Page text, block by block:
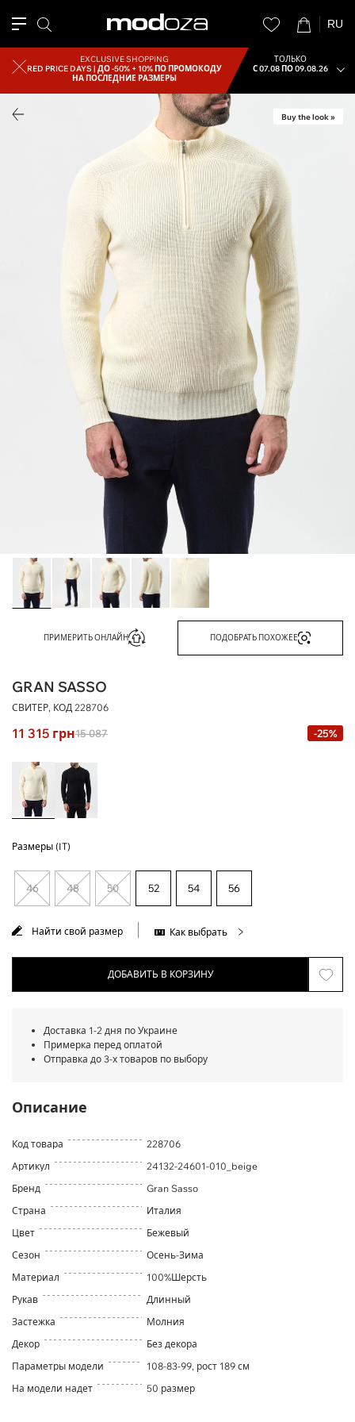
RU
EXCLUSIVE SHOPPING
RED PRICE DAYS |ДО -50% + 10% ПО ПРОМОКОДУ
НА ПОСЛЕДНИЕ РАЗМЕРЫ
ТОЛЬКО
С 07.08 ПО 09.08.26
Buy the look »
ПРИМЕРИТЬ ОНЛАЙН ПОДОБРАТЬ ПОХОЖЕЕ
GRAN SASSO
СВИТЕР, КОД 228706
11 315 грн15 087 -25%
Размеры (IT)
46 48 50 52 54 56
Найти свой размер Как выбрать
ДОБАВИТЬ В КОРЗИНУ
Доставка 1-2 дня по Украине
Примерка перед оплатой
Отправка до 3-х товаров по выбору
Описание
Код товара
228706
Артикул
24132-24601-010_beige
Бренд
Gran Sasso
Страна
Италия
Цвет
Бежевый
Сезон
Осень-Зима
Материал
100%Шерсть
Рукав
Длинный
Застежка
Молния
Декор
Без декора
Параметры модели
108-83-99, рост 189 см
На модели надет
50 размер